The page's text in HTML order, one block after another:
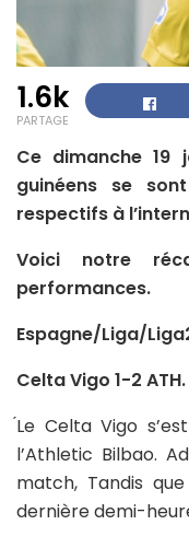
1.6k
PARTAGE
Ce dimanche 19
guinéens se
respectifs à
Voici notre
performances.
Espagne/Liga/
Celta Vigo 1-2
́Le Celta Vigo
l’Athletic Bilbao.
match, Tandis
dernière demi-